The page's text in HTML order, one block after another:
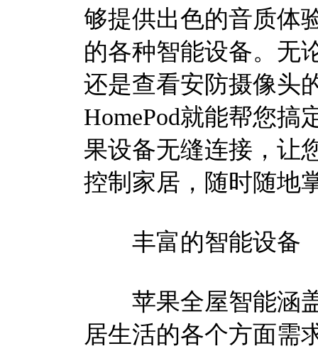
够提供出色的音质体
的各种智能设备。无
还是查看安防摄像头
HomePod就能帮您
果设备无缝连接，让
控制家居，随时随地
丰富的智能设备
苹果全屋智能涵盖
居生活的各个方面需